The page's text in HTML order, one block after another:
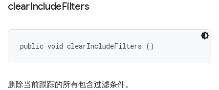
clearIncludeFilters
public void clearIncludeFilters ()
删除当前跟踪的所有包含过滤条件。